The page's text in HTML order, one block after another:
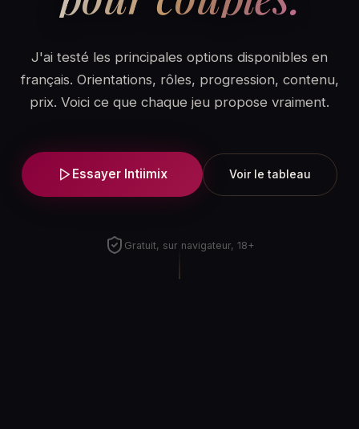
J'ai testé les principales options disponibles en
français. Orientations, rôles, progression, contenu,
prix. Voici ce que chaque jeu propose vraiment.
Essayer Intiimix Voir le tableau
Gratuit, sur navigateur, 18+